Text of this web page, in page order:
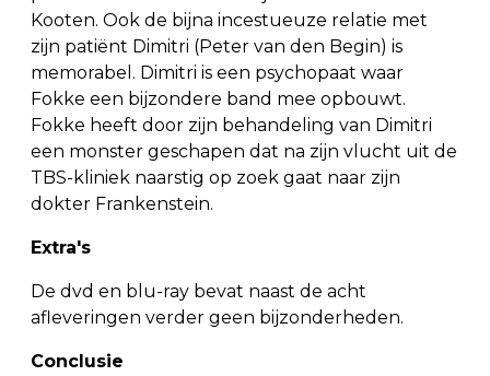
Kooten. Ook de bijna incestueuze relatie met
zijn patiënt Dimitri (Peter van den Begin) is
memorabel. Dimitri is een psychopaat waar
Fokke een bijzondere band mee opbouwt.
Fokke heeft door zijn behandeling van Dimitri
een monster geschapen dat na zijn vlucht uit de
TBS-kliniek naarstig op zoek gaat naar zijn
dokter Frankenstein.
Extra's
De dvd en blu-ray bevat naast de acht
afleveringen verder geen bijzonderheden.
Conclusie